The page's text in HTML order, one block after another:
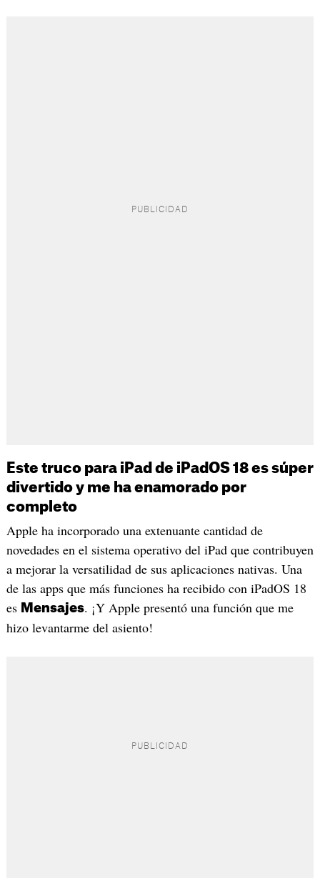
Este truco para iPad de iPadOS 18 es súper
divertido y me ha enamorado por
completo
Apple ha incorporado una extenuante cantidad de
novedades en el sistema operativo del iPad que contribuyen
a mejorar la versatilidad de sus aplicaciones nativas. Una
de las apps que más funciones ha recibido con iPadOS 18
es Mensajes. ¡Y Apple presentó una función que me
hizo levantarme del asiento!